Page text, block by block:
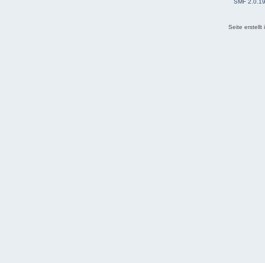
SMF 2.0.19
Seite erstellt